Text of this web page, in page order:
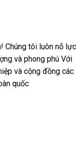
Chúng tôi luôn nỗ lực
và phong phú Với
và cộng đồng các
quốc